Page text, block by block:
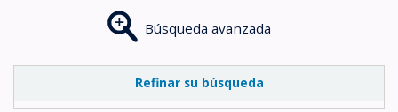
Búsqueda avanzada
Refinar su búsqueda